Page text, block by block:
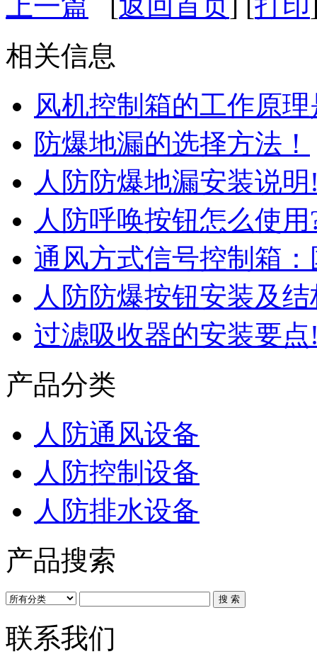
相关信息
风机控制箱的工作原
防爆地漏的选择方法！
人防防爆地漏安装说
人防呼唤按钮怎么使用
通风方式信号控制箱
人防防爆按钮安装及
过滤吸收器的安装要点
产品分类
人防通风设备
人防控制设备
人防排水设备
产品搜索
联系我们